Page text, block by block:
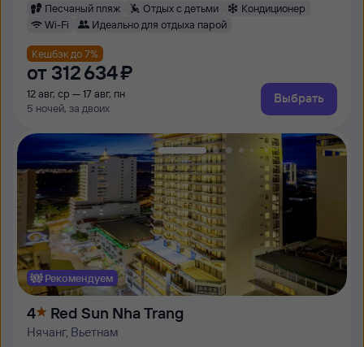
Песчаный пляж Отдых с детьми
Кондиционер
Wi-Fi
Идеально для отдыха парой
Кешбэк до 7%
от 312 ⁠634 ⁠₽
12 авг, ср — 17 авг, пн
5 ночей, за двоих
Выбрать
Рекомендуем
4 Red Sun Nha Trang
Нячанг, Вьетнам